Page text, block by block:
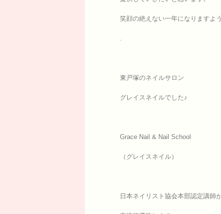
笑顔の絶えない一年になりますよ
東戸塚のネイルサロン
グレイスネイルでした♪
Grace Nail & Nail School
（グレイスネイル）
日本ネイリスト協会本部認定講師